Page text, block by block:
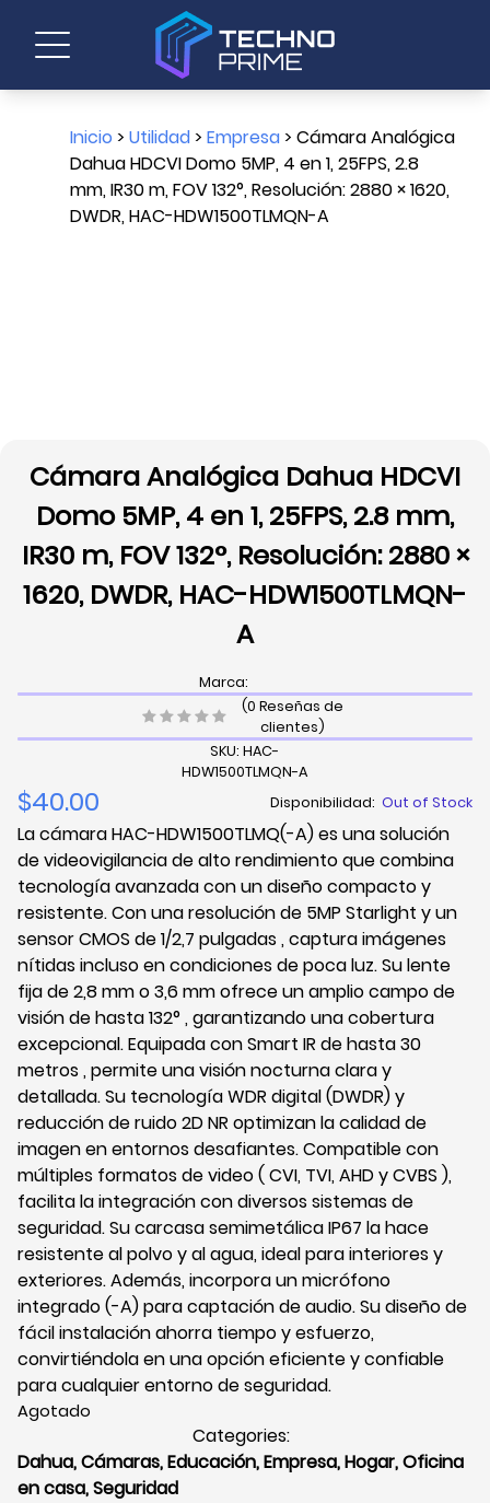
Inicio > Utilidad> Empresa> Cámara Analógica
Dahua HDCVI Domo 5MP, 4 en 1, 25FPS, 2.8
mm, IR30 m, FOV 132°, Resolución: 2880 × 1620,
DWDR, HAC-HDW1500TLMQN-A
Cámara Analógica Dahua HDCVI
Domo 5MP, 4 en 1, 25FPS, 2.8 mm,
IR30 m, FOV 132°, Resolución: 2880 ×
1620, DWDR, HAC-HDW1500TLMQN-
A
Marca:
(0 Reseñas de
clientes)
SKU: HAC-
HDW1500TLMQN-A
$40.00 Disponibilidad: Out of Stock
La cámara HAC-HDW1500TLMQ(-A) es una solución
de videovigilancia de alto rendimiento que combina
tecnología avanzada con un diseño compacto y
resistente. Con una resolución de 5MP Starlight y un
sensor CMOS de 1/2,7 pulgadas , captura imágenes
nítidas incluso en condiciones de poca luz. Su lente
fija de 2,8 mm o 3,6 mm ofrece un amplio campo de
visión de hasta 132° , garantizando una cobertura
excepcional. Equipada con Smart IR de hasta 30
metros , permite una visión nocturna clara y
detallada. Su tecnología WDR digital (DWDR) y
reducción de ruido 2D NR optimizan la calidad de
imagen en entornos desafiantes. Compatible con
múltiples formatos de video ( CVI, TVI, AHD y CVBS ),
facilita la integración con diversos sistemas de
seguridad. Su carcasa semimetálica IP67 la hace
resistente al polvo y al agua, ideal para interiores y
exteriores. Además, incorpora un micrófono
integrado (-A) para captación de audio. Su diseño de
fácil instalación ahorra tiempo y esfuerzo,
convirtiéndola en una opción eficiente y confiable
para cualquier entorno de seguridad.
Agotado
Categories:
Dahua,Cámaras,Educación,Empresa,Hogar,Oficina
en casa,Seguridad